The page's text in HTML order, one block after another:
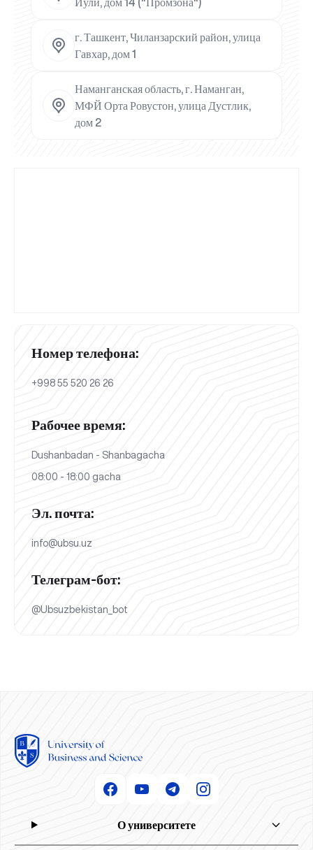
г. Ташкент, Чиланзарский район, улица
Гавхар, дом 1
Наманганская область, г. Наманган,
МФЙ Орта Ровустон, улица Дустлик,
дом 2
Номер телефона:
+998 55 520 26 26
Рабочее время:
Dushanbadan - Shanbagacha
08:00 - 18:00 gacha
Эл. почта:
info@ubsu.uz
Телеграм-бот:
@Ubsuzbekistan_bot
О университете